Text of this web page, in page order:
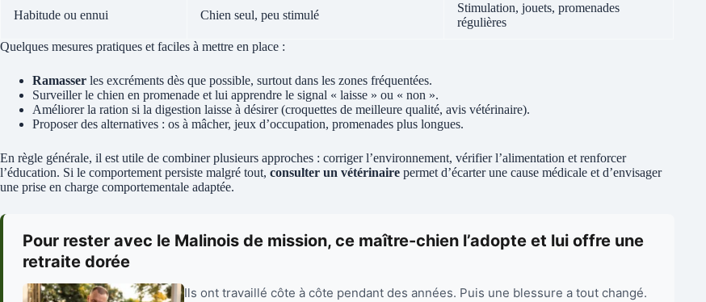
Habitude ou ennui Chien seul, peu stimulé
Stimulation, jouets, promenades
régulières
Quelques mesures pratiques et faciles à mettre en place :
Ramasser les excréments dès que possible, surtout dans les zones fréquentées.
Surveiller le chien en promenade et lui apprendre le signal « laisse » ou « non ».
Améliorer la ration si la digestion laisse à désirer (croquettes de meilleure qualité, avis vétérinaire).
Proposer des alternatives : os à mâcher, jeux d’occupation, promenades plus longues.
En règle générale, il est utile de combiner plusieurs approches : corriger l’environnement, vérifier l’alimentation et renforcer
l’éducation. Si le comportement persiste malgré tout, consulter un vétérinaire permet d’écarter une cause médicale et d’envisager
une prise en charge comportementale adaptée.
Pour rester avec le Malinois de mission, ce maître-chien l’adopte et lui offre une
retraite dorée
Ils ont travaillé côte à côte pendant des années. Puis une blessure a tout changé.